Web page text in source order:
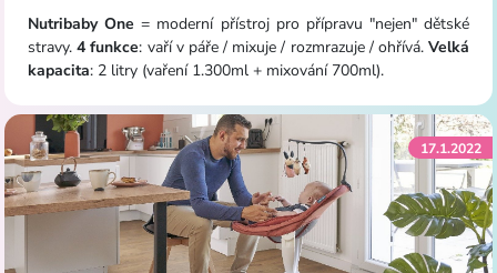
Nutribaby One = moderní přístroj pro přípravu "nejen" dětské
stravy.4 funkce: vaří v páře / mixuje / rozmrazuje / ohřívá.Velká
kapacita: 2 litry (vaření 1.300ml + mixování 700ml).
17.1.2022